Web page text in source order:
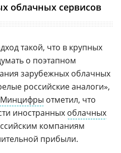
облачных сервисов
такой, что в крупных
о поэтапном
зарубежных облачных
российские аналоги»,
Минцифры отметил, что
иностранных облачных
компаниям
прибыли.